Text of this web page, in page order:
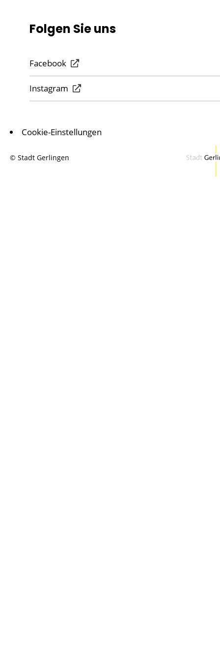
Folgen Sie uns
Facebook
Instagram
Cookie-Einstellungen
© Stadt Gerlingen